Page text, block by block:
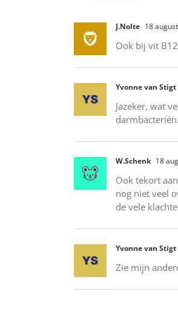
J.Nolte 18
Ook bij vit
Yvonne van Stigt
Jazeker, wat
W.Schenk 18
Ook tekort
nog niet veel
de vele
Yvonne van Stigt
Zie mijn